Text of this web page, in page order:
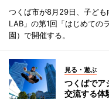
つくば市が8月29日、子ども
LAB」の第1回「はじめての
園）で開催する。
見る・遊ぶ
つくばで
交流する体